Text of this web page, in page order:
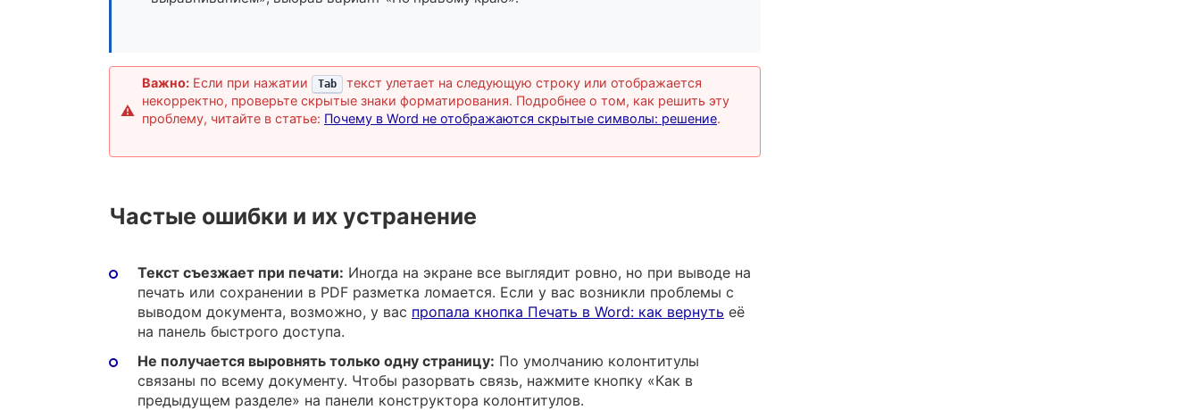
Важно: Если при нажатии Tab
текст улетает на следующую строку или отображается
некорректно, проверьте скрытые знаки форматирования. Подробнее о том, как решить эту
проблему, читайте в статье: Почему в Word не отображаются скрытые символы: решение.
Частые ошибки и их устранение
Текст съезжает при печати: Иногда на экране все выглядит ровно, но при выводе на
печать или сохранении в PDF разметка ломается. Если у вас возникли проблемы с
выводом документа, возможно, у вас пропала кнопка Печать в Word: как вернуть её
на панель быстрого доступа.
Не получается выровнять только одну страницу: По умолчанию колонтитулы
связаны по всему документу. Чтобы разорвать связь, нажмите кнопку «Как в
предыдущем разделе» на панели конструктора колонтитулов.